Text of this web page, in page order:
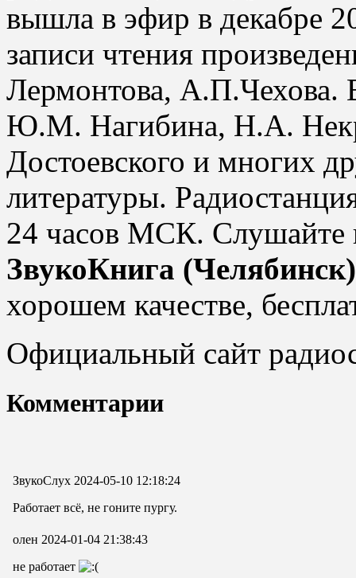
вышла в эфир в декабре
записи чтения
Лермонтова,
Ю.М. Нагибина, Н.А.
Достоевского и многих
литературы.
24 часов МСК. Слушайте
ЗвукоКнига
хорошем качестве,
Официальный сайт
Комментарии
ЗвукоСлух 2024-05-10 12:18:24
Работает всё, не гоните пургу.
олен 2024-01-04 21:38:43
не работает